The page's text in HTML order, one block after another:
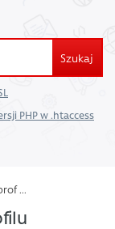
Szukaj
PHP w .htaccess
...